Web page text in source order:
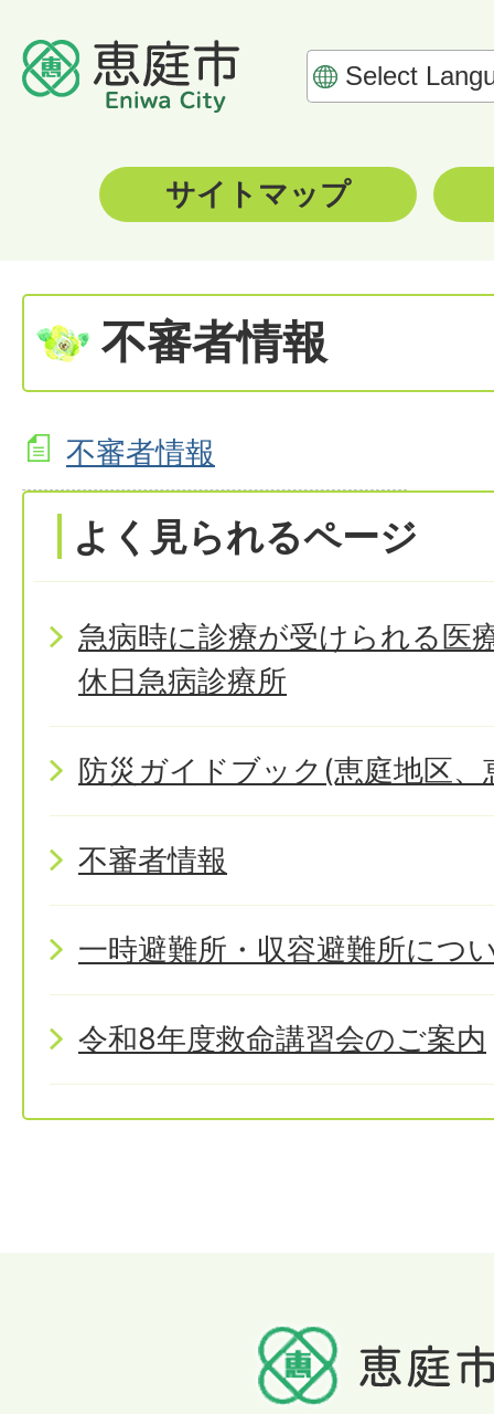
サイトマップ
不審者情報
不審者情報
よく見られるページ
急病時に診療が受けられる医
休日急病診療所
防災ガイドブック(恵庭地区
不審者情報
一時避難所・収容避難所につ
令和8年度救命講習会のご案内